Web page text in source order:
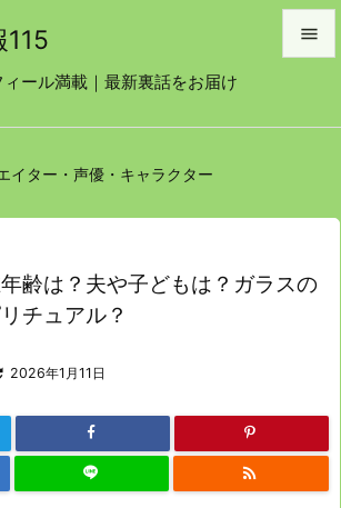
ール満載｜最新裏話をお届け

前へ
次へ
イター・声優・キャラクター
齢は？夫や子どもは？ガラスの
チュアル？
2026年1月11日
